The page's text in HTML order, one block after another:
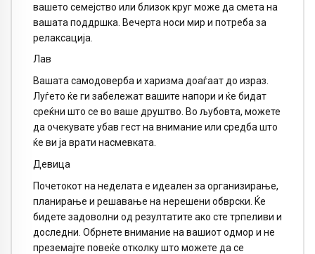
вашето семејство или близок круг може да смета на
вашата поддршка. Вечерта носи мир и потреба за
релаксација.
Лав
Вашата самодоверба и харизма доаѓаат до израз.
Луѓето ќе ги забележат вашите напори и ќе бидат
среќни што се во ваше друштво. Во љубовта, можете
да очекувате убав гест на внимание или средба што
ќе ви ја врати насмевката.
Девица
Почетокот на неделата е идеален за организирање,
планирање и решавање на нерешени обврски. Ќе
бидете задоволни од резултатите ако сте трпеливи и
доследни. Обрнете внимание на вашиот одмор и не
преземајте повеќе отколку што можете да се